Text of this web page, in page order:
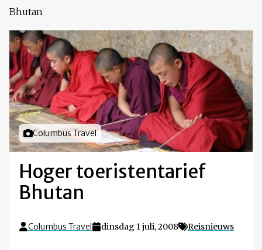
Bhutan
Foto door
Columbus Travel
Hoger toeristentarief
Bhutan
Columbus Travel dinsdag 1 juli, 2008 Reisnieuws